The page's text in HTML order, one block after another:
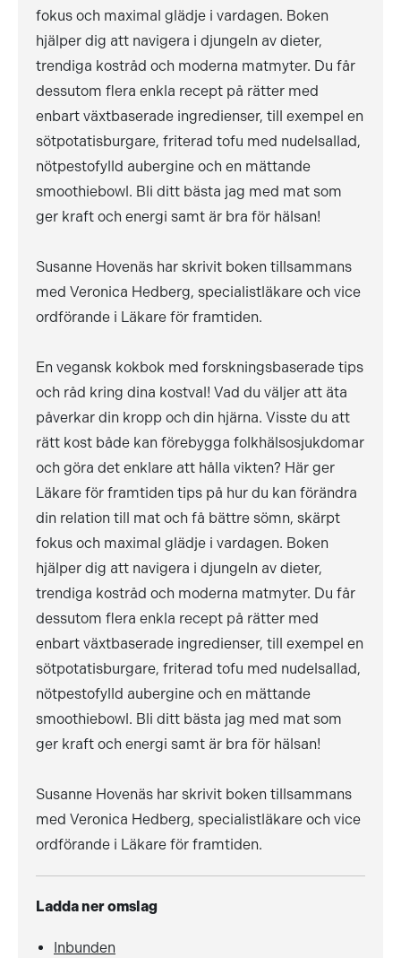
fokus och maximal glädje i vardagen. Boken
hjälper dig att navigera i djungeln av dieter,
trendiga kostråd och moderna matmyter. Du får
dessutom flera enkla recept på rätter med
enbart växtbaserade ingredienser, till exempel en
sötpotatisburgare, friterad tofu med nudelsallad,
nötpestofylld aubergine och en mättande
smoothiebowl. Bli ditt bästa jag med mat som
ger kraft och energi samt är bra för hälsan!
Susanne Hovenäs har skrivit boken tillsammans
med Veronica Hedberg, specialistläkare och vice
ordförande i Läkare för framtiden.
En vegansk kokbok med forskningsbaserade tips
och råd kring dina kostval! Vad du väljer att äta
påverkar din kropp och din hjärna. Visste du att
rätt kost både kan förebygga folkhälsosjukdomar
och göra det enklare att hålla vikten? Här ger
Läkare för framtiden tips på hur du kan förändra
din relation till mat och få bättre sömn, skärpt
fokus och maximal glädje i vardagen. Boken
hjälper dig att navigera i djungeln av dieter,
trendiga kostråd och moderna matmyter. Du får
dessutom flera enkla recept på rätter med
enbart växtbaserade ingredienser, till exempel en
sötpotatisburgare, friterad tofu med nudelsallad,
nötpestofylld aubergine och en mättande
smoothiebowl. Bli ditt bästa jag med mat som
ger kraft och energi samt är bra för hälsan!
Susanne Hovenäs har skrivit boken tillsammans
med Veronica Hedberg, specialistläkare och vice
ordförande i Läkare för framtiden.
Ladda ner omslag
Inbunden